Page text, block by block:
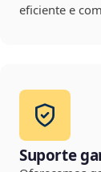
eficiente e
Suporte